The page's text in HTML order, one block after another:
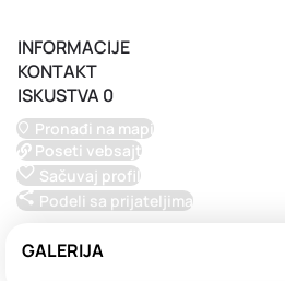
INFORMACIJE
KONTAKT
ISKUSTVA 0
Pronađi na mapi
Poseti vebsajt
Sačuvaj profil
Podeli sa prijateljima
GALERIJA